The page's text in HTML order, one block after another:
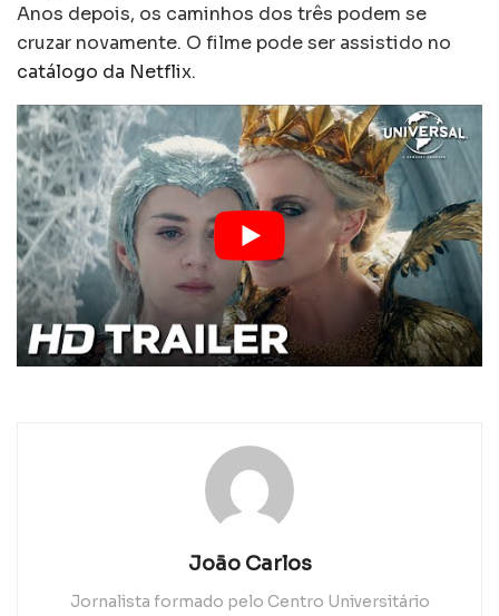
Anos depois, os caminhos dos três podem se
cruzar novamente. O filme pode ser assistido no
catálogo da Netflix.
João Carlos
Jornalista formado pelo Centro Universitário